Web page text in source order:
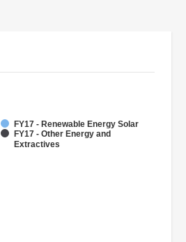
FY17 - Renewable Energy Solar
FY17 - Other Energy and
Extractives